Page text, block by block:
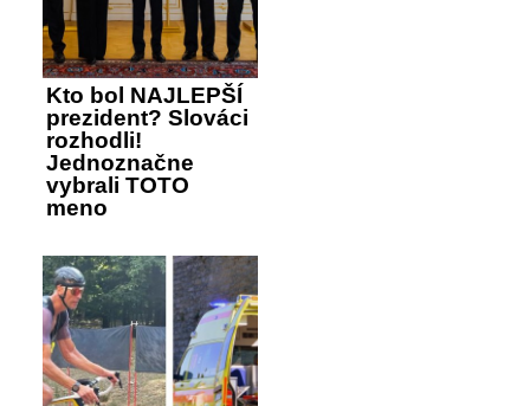
Kto bol NAJLEPŠÍ
prezident? Slováci
rozhodli!
Jednoznačne
vybrali TOTO
meno